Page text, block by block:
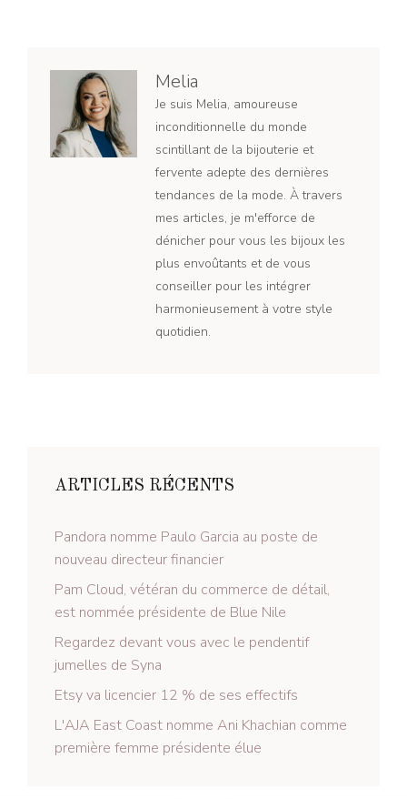
Melia
Je suis Melia, amoureuse
inconditionnelle du monde
scintillant de la bijouterie et
fervente adepte des dernières
tendances de la mode. À travers
mes articles, je m'efforce de
dénicher pour vous les bijoux les
plus envoûtants et de vous
conseiller pour les intégrer
harmonieusement à votre style
quotidien.
ARTICLES RÉCENTS
Pandora nomme Paulo Garcia au poste de
nouveau directeur financier
Pam Cloud, vétéran du commerce de détail,
est nommée présidente de Blue Nile
Regardez devant vous avec le pendentif
jumelles de Syna
Etsy va licencier 12 % de ses effectifs
L'AJA East Coast nomme Ani Khachian comme
première femme présidente élue